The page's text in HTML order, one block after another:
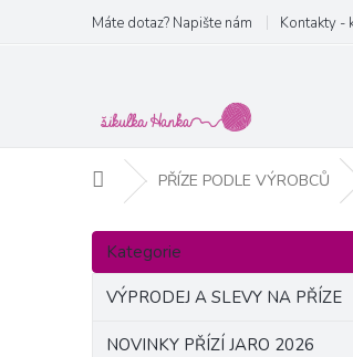
obsah
Máte dotaz? Napište nám Kontakty -
Domů PŘÍZE PODLE VÝROBCŮ
P
s
Přeskočit
kategorie
Kategorie
VÝPRODEJ A SLEVY NA PŘÍZE
NOVINKY PŘÍZÍ JARO 2026